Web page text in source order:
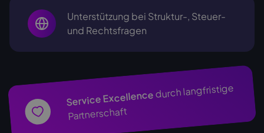
Unterstützung bei Struktur-, Steuer-
und Rechtsfragen
Service Excellencedurch langfristige
Partnerschaft